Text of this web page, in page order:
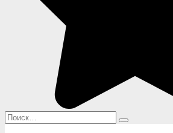
Search
for: